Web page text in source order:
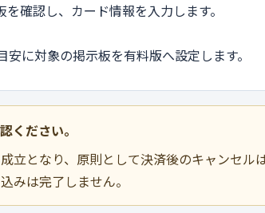
確認し、カード情報を入力します。
に対象の掲示板を有料版へ設定します。
ください。
立となり、原則として決済後のキャンセル
みは完了しません。